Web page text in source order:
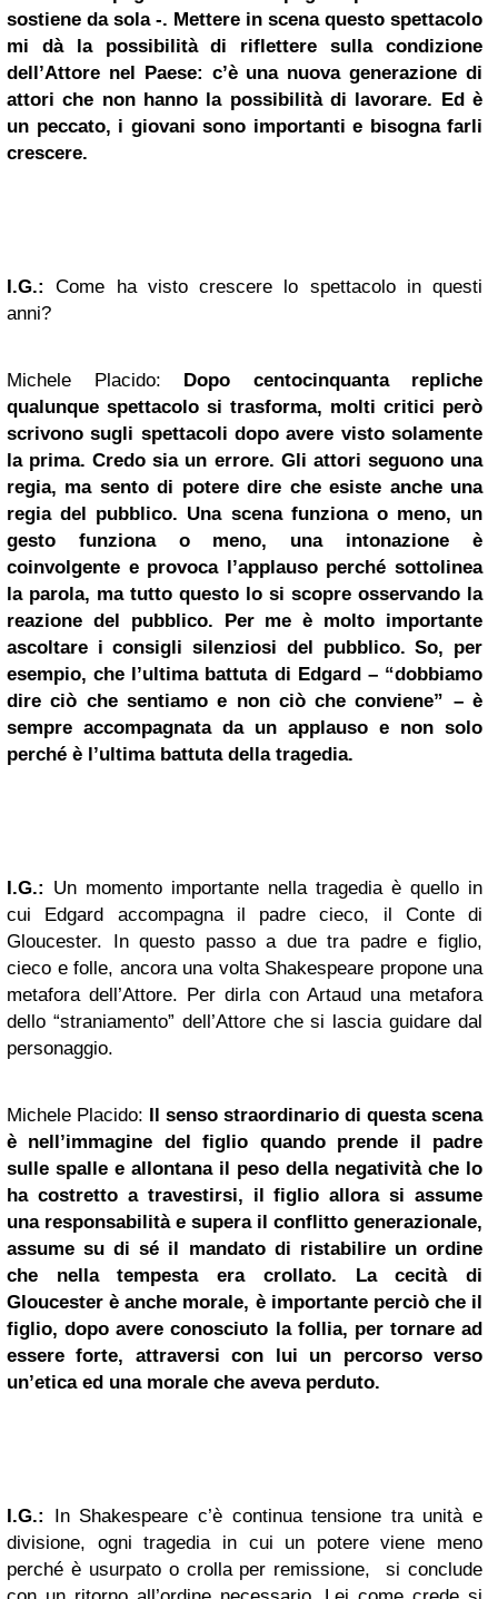
sostiene da sola -. Mettere in scena questo spettacolo
mi dà la possibilità di riflettere sulla condizione
dell’Attore nel Paese: c’è una nuova generazione di
attori che non hanno la possibilità di lavorare. Ed è
un peccato, i giovani sono importanti e bisogna farli
crescere.
I.G.:
Come ha visto crescere lo spettacolo in questi
anni?
Michele Placido: Dopo centocinquanta repliche
qualunque spettacolo si trasforma, molti critici però
scrivono sugli spettacoli dopo avere visto solamente
la prima. Credo sia un errore. Gli attori seguono una
regia, ma sento di potere dire che esiste anche una
regia del pubblico. Una scena funziona o meno, un
gesto funziona o meno, una intonazione è
coinvolgente e provoca l’applauso perché sottolinea
la parola, ma tutto questo lo si scopre osservando la
reazione del pubblico. Per me è molto importante
ascoltare i consigli silenziosi del pubblico. So, per
esempio, che l’ultima battuta di Edgard – “dobbiamo
dire ciò che sentiamo e non ciò che conviene” – è
sempre accompagnata da un applauso e non solo
perché è l’ultima battuta della tragedia.
I.G.: Un momento importante nella tragedia è quello in
cui Edgard accompagna il padre cieco, il Conte di
Gloucester. In questo passo a due tra padre e figlio,
cieco e folle, ancora una volta Shakespeare propone una
metafora dell’Attore. Per dirla con Artaud una metafora
dello “straniamento” dell’Attore che si lascia guidare dal
personaggio.
Michele Placido: Il senso straordinario di questa scena
è nell’immagine del figlio quando prende il padre
sulle spalle e allontana il peso della negatività che lo
ha costretto a travestirsi, il figlio allora si assume
una responsabilità e supera il conflitto generazionale,
assume su di sé il mandato di ristabilire un ordine
che nella tempesta era crollato. La cecità di
Gloucester è anche morale, è importante perciò che il
figlio, dopo avere conosciuto la follia, per tornare ad
essere forte, attraversi con lui un percorso verso
un’etica ed una morale che aveva perduto.
I.G.:
In Shakespeare c’è continua tensione tra unità e
divisione, ogni tragedia in cui un potere viene meno
perché è usurpato o crolla per remissione, si conclude